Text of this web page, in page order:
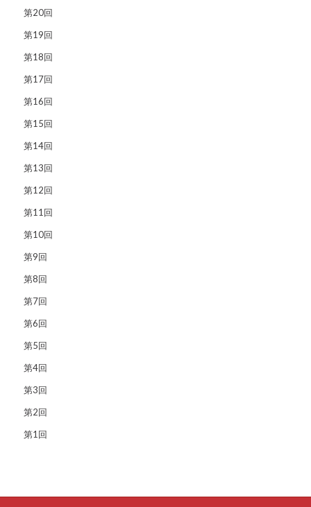
第20回
第19回
第18回
第17回
第16回
第15回
第14回
第13回
第12回
第11回
第10回
第9回
第8回
第7回
第6回
第5回
第4回
第3回
第2回
第1回